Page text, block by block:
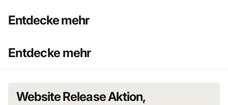
Entdecke mehr
Entdecke mehr
Website Release Aktion,